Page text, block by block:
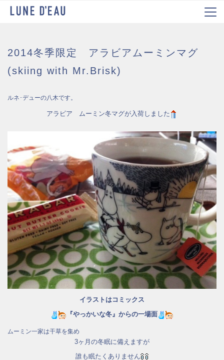
2014冬季限定 アラビアムーミンマグ
(skiing with Mr.Brisk)
ルネ･デューの八木です。
アラビア ムーミン冬マグが入荷しました
イラストはコミックス
『やっかいな冬』からの一場面
ムーミン一家は干草を集め
3ヶ月の冬眠に備えますが
誰も眠たくありません